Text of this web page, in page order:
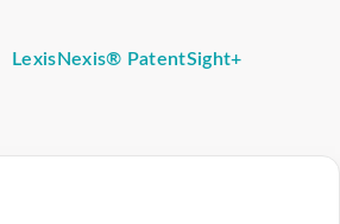
LexisNexis® PatentSight+